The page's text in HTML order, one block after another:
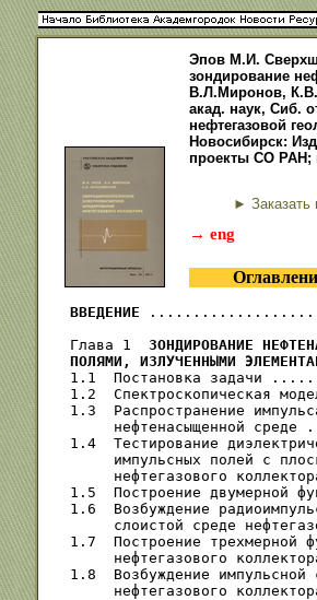
Эпов М.И.
зондирование
В.Л.Миронов,
акад. наук, Сиб.
нефтегазовой
Новосибирск:
проекты СО РАН;
► Заказать
→ eng
ВВЕДЕНИЕ
Глава 1 ЗОНДИРОВАНИЕ
ПОЛЯМИ, ИЗЛУЧЕННЫМИ
1.1  Постановка
1.2  Спектроскопическая
1.3  Распространение
нефтенасыщенной среде
1.4  Тестирование
импульсных полей с
нефтегазового
1.5  Построение двумерной
1.6  Возбуждение
слоистой среде
1.7  Построение трехмерной
нефтегазового коллектора	................................
1.8  Возбуждение импульсной
нефтегазового